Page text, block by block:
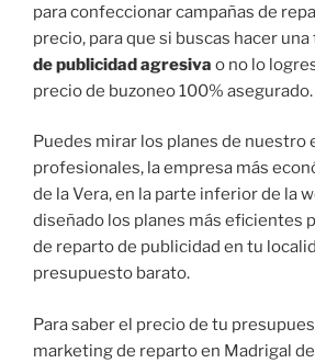
para confeccionar campañas de
precio, para que si buscas hacer una
de publicidad agresiva o no lo
precio de buzoneo 100% asegurado.
Puedes mirar los planes de nuestro
profesionales, la empresa más
de la Vera, en la parte inferior de la
diseñado los planes más eficientes
de reparto de publicidad en tu
presupuesto barato.
Para saber el precio de tu
marketing de reparto en Madrigal de